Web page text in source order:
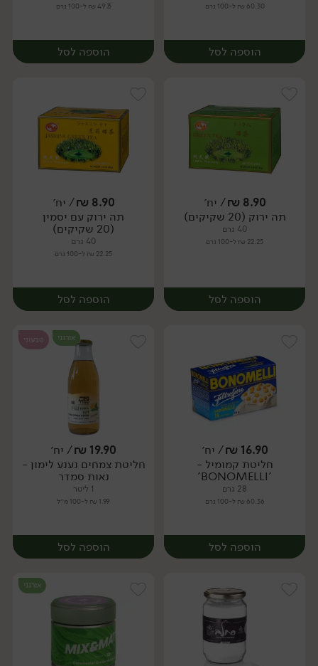
60.30 ₪ ל-100 גרם
הוספה לסל
יח׳
49.75 ₪ ל-100 גרם
הוספה לסל
יח׳
8.90
₪/ יח׳
תה ירוק (20 שקיקים)
40 גרם
22.25 ₪ ל-100 גרם
הוספה לסל
יח׳
8.90
₪/ יח׳
תה ירוק עם יסמין
(20 שקיקים)
40 גרם
22.25 ₪ ל-100 גרם
הוספה לסל
יח׳
16.90
₪/ יח׳
חליטת קמומיל -
'BONOMELLI'
28 גרם
60.36 ₪ ל-100 גרם
הוספה לסל
אורגני טבעוני
19.90
₪/ יח׳
חליטת צמחים נענע לימון -
נאות סמדר
1 ליטר
1.99 ₪ ל-100 מ״ל
הוספה לסל
אורגני